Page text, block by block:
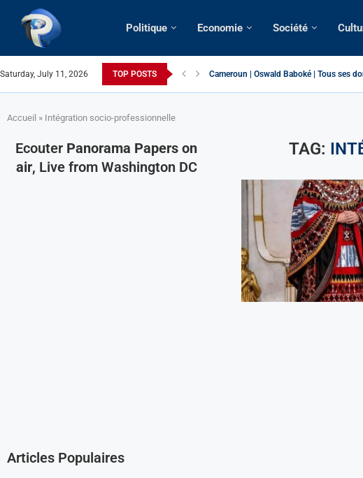
Politique Economie Société
Saturday, July 11, 2026 TOP POSTS Cameroun | Oswald Baboké | Tous ses
Accueil » Intégration socio-professionnelle
TAG:
Ecouter Panorama Papers on
air, Live from Washington DC
Articles Populaires